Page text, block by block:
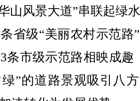
山风景大道”串联起绿
省级“美丽农村示范路
条市级示范路相映成趣
”的道路景观吸引八